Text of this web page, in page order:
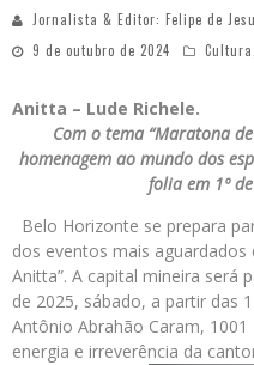
Jornalista & Editor: Felipe de
9 de outubro de 2024
Cultura,
Anitta – Lude Richele.
Com o tema “Maratona
homenagem ao mundo dos
folia em 1º
Belo Horizonte se prepara
dos eventos mais aguardados
Anitta”. A capital mineira será
de 2025, sábado, a partir das
Antônio Abrahão Caram,
energia e irreverência da